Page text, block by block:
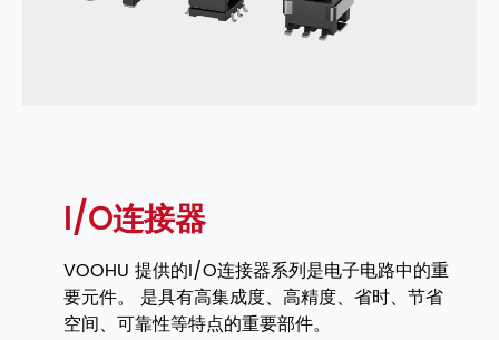
I/O连接器
VOOHU 提供的I/O连接器系列是电子电路中的重
要元件。 是具有高集成度、高精度、省时、节省
空间、可靠性等特点的重要部件。